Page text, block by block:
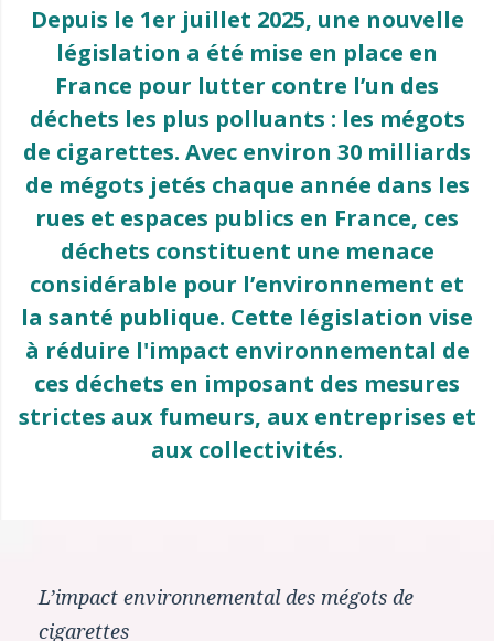
Depuis le 1er juillet 2025, une nouvelle
législation a été mise en place en
France pour lutter contre l’un des
déchets les plus polluants : les mégots
de cigarettes. Avec environ 30 milliards
de mégots jetés chaque année dans les
rues et espaces publics en France, ces
déchets constituent une menace
considérable pour l’environnement et
la santé publique. Cette législation vise
à réduire l'impact environnemental de
ces déchets en imposant des mesures
strictes aux fumeurs, aux entreprises et
aux collectivités.
L’impact environnemental des mégots de
cigarettes